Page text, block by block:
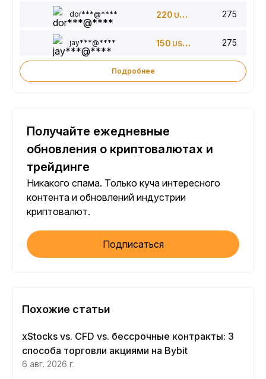
dor***@**** 220 USDT 275
jay***@**** 150 USDT 275
Подробнее
Получайте ежедневные
обновления о криптовалютах и
трейдинге
Никакого спама. Только куча интересного
контента и обновлений индустрии
криптовалют.
Подписаться
Похожие статьи
xStocks vs. CFD vs. бессрочные контракты: 3
способа торговли акциями на Bybit
6 авг. 2026 г.